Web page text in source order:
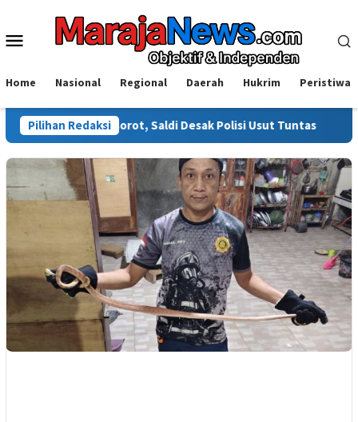
konten
Menu
Home Nasional Regional Daerah Hukrim Peristiwa
Pilihan Redaksi
Disorot, Saldi Desak Polisi Usut Tuntas Warga Sinjai